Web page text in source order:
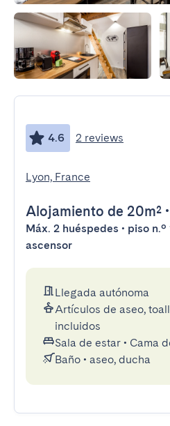
4.6 2 reviews
Lyon, France
Alojamiento de 20m² •
Máx. 2 huéspedes • piso n.º
ascensor
Llegada autónoma
Artículos de aseo,
incluidos
Sala de estar • Cama
Baño • aseo, ducha